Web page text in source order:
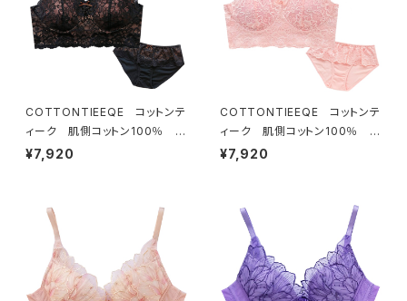
COTTONTIEEQE コットンテ
ィーク 肌側コットン100％ ソ
フトブラ ＆ ショーツセット（ブラ
¥7,920
COTTONTIEEQE コットンテ
ィーク 肌側コットン100％ ソ
フトブラ ＆ ショーツセット（ピー
¥7,920